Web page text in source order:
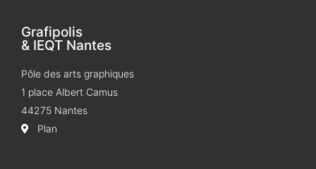
Grafipolis
& IEQT Nantes
Pôle des arts graphiques
1 place Albert Camus
44275 Nantes
Plan